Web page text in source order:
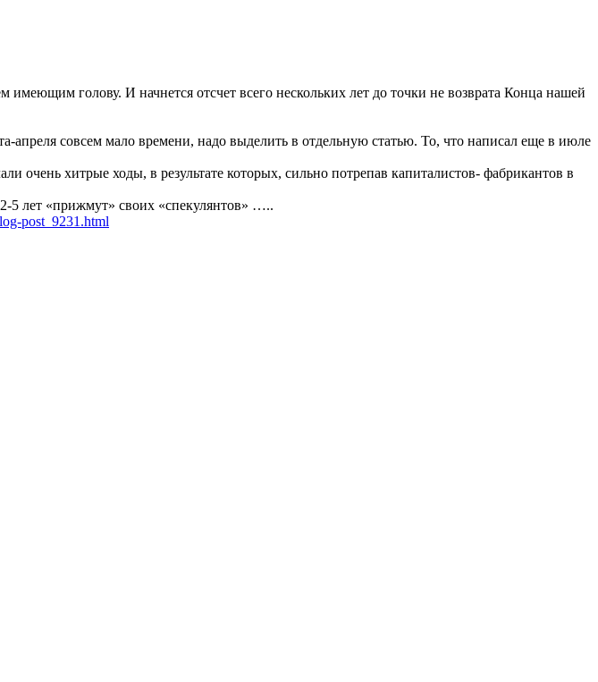
голову. И начнется отсчет всего нескольких лет до точки не возврата Конца нашей
апреля совсем мало времени, надо выделить в отдельную статью. То, что написал еще в июле
очень хитрые ходы, в результате которых, сильно потрепав капиталистов- фабрикантов в
5 лет «прижмут» своих «спекулянтов» …..
post_9231.html